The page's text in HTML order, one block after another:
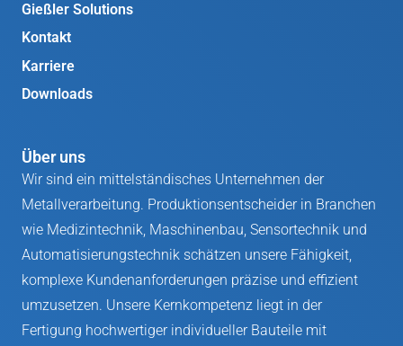
Gießler Solutions
Kontakt
Karriere
Downloads
Über uns
Wir sind ein mittelständisches Unternehmen der
Metallverarbeitung. Produktionsentscheider in Branchen
wie Medizintechnik, Maschinenbau, Sensortechnik und
Automatisierungstechnik schätzen unsere Fähigkeit,
komplexe Kundenanforderungen präzise und effizient
umzusetzen. Unsere Kernkompetenz liegt in der
Fertigung hochwertiger individueller Bauteile mit